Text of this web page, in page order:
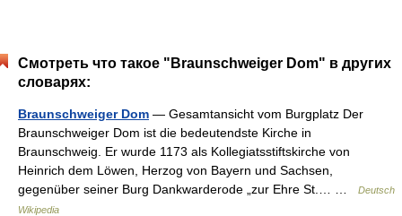
Смотреть что такое "Braunschweiger Dom" в других
словарях:
Braunschweiger Dom — Gesamtansicht vom Burgplatz Der
Braunschweiger Dom ist die bedeutendste Kirche in
Braunschweig. Er wurde 1173 als Kollegiatsstiftskirche von
Heinrich dem Löwen, Herzog von Bayern und Sachsen,
gegenüber seiner Burg Dankwarderode „zur Ehre St.… …
Deutsch
Wikipedia